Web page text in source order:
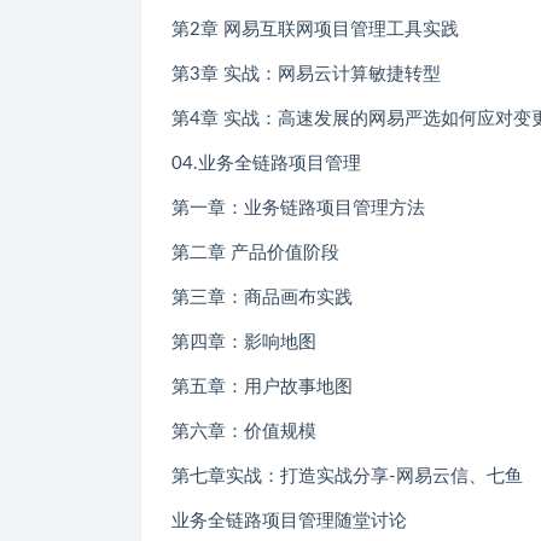
第2章 网易互联网项目管理工具实践
第3章 实战：网易云计算敏捷转型
第4章 实战：高速发展的网易严选如何应对变
04.业务全链路项目管理
第一章：业务链路项目管理方法
第二章 产品价值阶段
第三章：商品画布实践
第四章：影响地图
第五章：用户故事地图
第六章：价值规模
第七章实战：打造实战分享-网易云信、七鱼
业务全链路项目管理随堂讨论